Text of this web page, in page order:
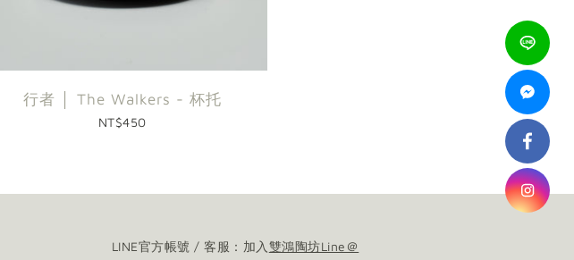
行者 │ The Walkers - 杯托
NT$450
LINE官方帳號 / 客服：加入 雙鴻陶坊Line＠